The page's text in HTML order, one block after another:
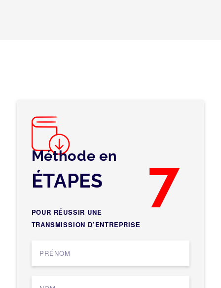
Méthode en 7
ÉTAPES
POUR RÉUSSIR UNE
TRANSMISSION D’ENTREPRISE